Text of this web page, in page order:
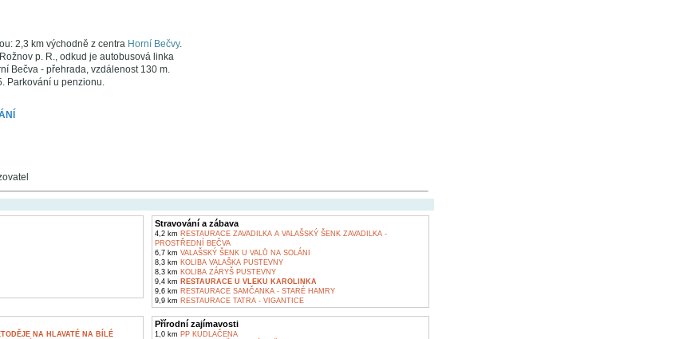
2,3 km východně z centra Horní Bečvy.
p. R., odkud je autobusová linka
Bečva - přehrada, vzdálenost 130 m.
Parkování u penzionu.
Stravování a zábava
4,2 km RESTAURACE ZAVADILKA A VALAŠSKÝ ŠENK ZAVADILKA -
PROSTŘEDNÍ BEČVA
6,7 km VALAŠSKÝ ŠENK U VALŮ NA SOLÁNI
8,3 km KOLIBA VALAŠKA PUSTEVNY
8,3 km KOLIBA ZÁRYŠ PUSTEVNY
9,4 km RESTAURACE U VLEKU KAROLINKA
9,6 km RESTAURACE SAMČANKA - STARÉ HAMRY
9,9 km RESTAURACE TATRA - VIGANTICE
NA HLAVATÉ NA BÍLÉ
Přírodní zajímavosti
1,0 km PP KUDLAČENA